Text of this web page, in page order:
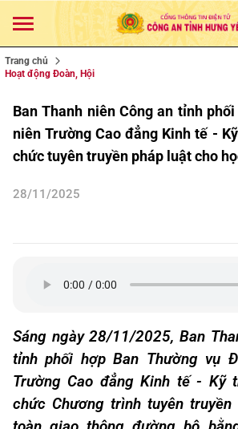
Trang chủ
Hoạt động Đoàn, Hội
Ban Thanh niên Công an tỉnh
niên Trường Cao đẳng Kinh tế -
chức tuyên truyền pháp luật cho
28/11/2025
Sáng ngày 28/11/2025, Ban
tỉnh phối hợp Ban Thường vụ
Trường Cao đẳng Kinh tế - Kỹ
chức Chương trình tuyên